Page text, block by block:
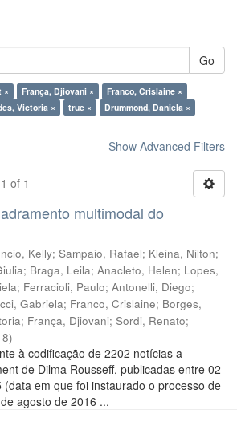
Go
× França, Djiovani ×
Franco, Crislaine ×
Victoria × true ×
Drummond, Daniela ×
Show Advanced Filters
of 1
multimodal do
Kelly; Sampaio, Rafael; Kleina, Nilton;
; Braga, Leila; Anacleto, Helen; Lopes,
; Ferracioli, Paulo; Antonelli, Diego;
Gabriela; Franco, Crislaine; Borges,
; França, Djiovani; Sordi, Renato;
)
à codificação de 2202 notícias a
de Dilma Rousseff, publicadas entre 02
em que foi instaurado o processo de
agosto de 2016 ...